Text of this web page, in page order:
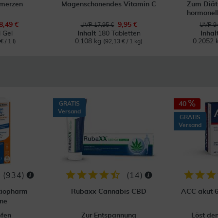
€
/ 1 l)
Magenschonendes Vitamin C
UVP 17,95 €
9,95 €
Inhalt 180 Tabletten
0.108 kg (92,13 € / 1 kg)
Zum
UVP
0.2052
(934)
GRATIS
Versand
( 14)
Rubaxx Cannabis CBD
Zur Entspannung
40
GRATIS
Versand
ACC akut
Löst